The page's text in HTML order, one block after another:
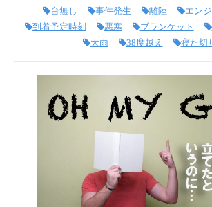
台無し
事件発生 離陸
エン
到着予定時刻
悪寒 ブランケット
大雨
38度越え 寝た切